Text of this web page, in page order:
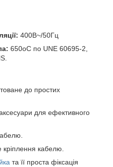
400В~/50Гц
650oC по UNE 60695-2,
до простих
для ефективного
кабелю.
та її проста фіксація